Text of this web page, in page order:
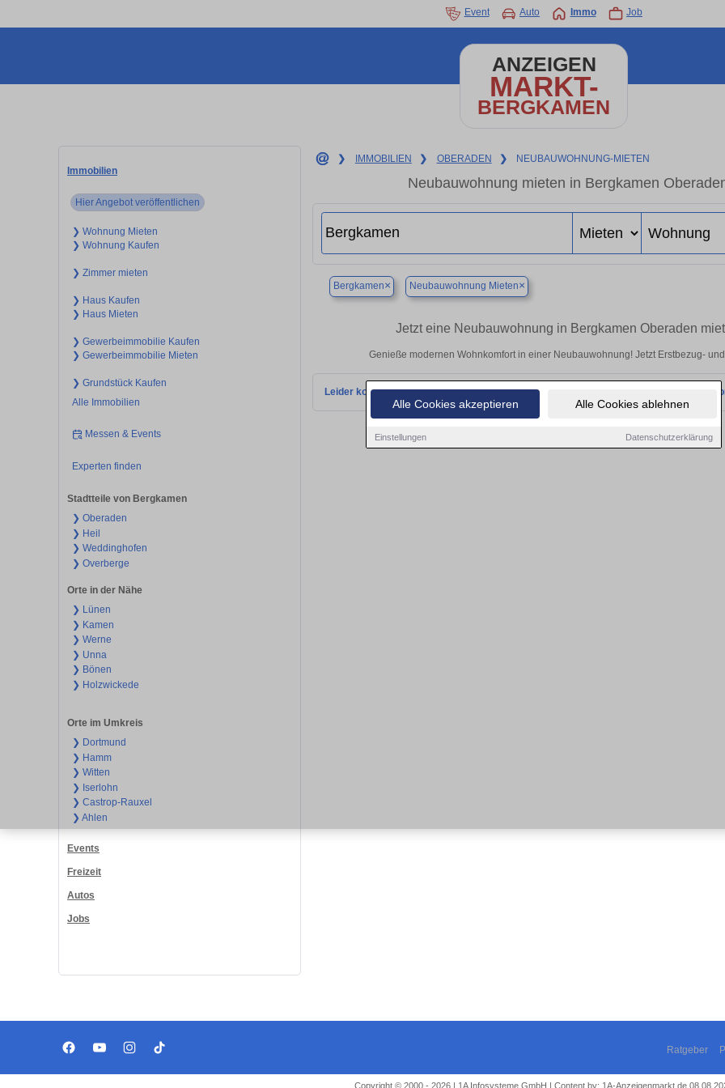
Alle Cookies akzeptieren Alle Cookies ablehnen
Einstellungen Datenschutzerklärung
Event Auto Immo Job
ANZEIGEN
MARKT-
BERGKAMEN
Immobilien
Hier Angebot veröffentlichen
❯ Wohnung Mieten
❯ Wohnung Kaufen
❯ Zimmer mieten
❯ Haus Kaufen
❯ Haus Mieten
❯ Gewerbeimmobilie Kaufen
❯ Gewerbeimmobilie Mieten
❯ Grundstück Kaufen
Alle Immobilien
Messen & Events
Experten finden
Stadtteile von Bergkamen
❯ Oberaden
❯ Heil
❯ Weddinghofen
❯ Overberge
Orte in der Nähe
❯ Lünen
❯ Kamen
❯ Werne
❯ Unna
❯ Bönen
❯ Holzwickede
Orte im Umkreis
❯ Dortmund
❯ Hamm
❯ Witten
❯ Iserlohn
❯ Castrop-Rauxel
❯ Ahlen
Events
Freizeit
Autos
Jobs
❯ IMMOBILIEN ❯ OBERADEN ❯ NEUBAUWOHNUNG-MIETEN
Neubauwohnung mieten in Bergkamen
Bergkamen× Neubauwohnung Mieten×
Jetzt eine Neubauwohnung in Bergkamen Oberaden
Genieße modernen Wohnkomfort in einer Neubauwohnung! Jetzt Erstbezug-
Leider konnten wir derzeit keine passenden Objekte finden. Schauen Sie bald wieder
Ratgeber
Copyright © 2000 - 2026 | 1A Infosysteme GmbH | Content by: 1A-Anzeigenmarkt.de